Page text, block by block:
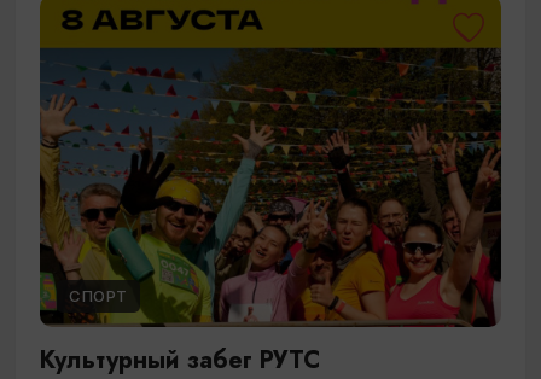
СПОРТ
Культурный забег РУТС